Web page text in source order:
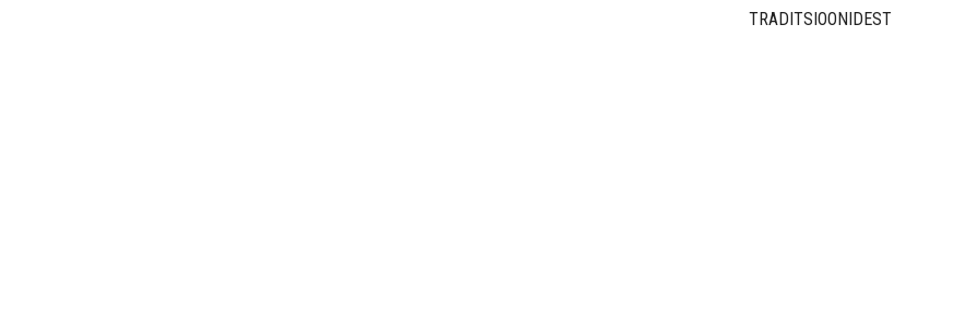
TRADITSIOONIDEST